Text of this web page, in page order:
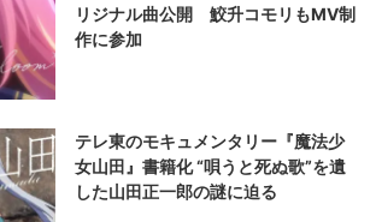
リジナル曲公開 鮫升コモリもMV制
作に参加
テレ東のモキュメンタリー『魔法少
女山田』書籍化 “唄うと死ぬ歌”を遺
した山田正一郎の謎に迫る